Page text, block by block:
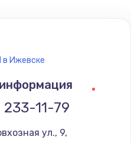
в Ижевске
233-11-79
ул., 9,